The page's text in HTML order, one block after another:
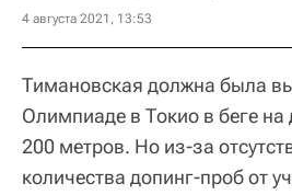
4 августа 2021, 13:53
Тимановская должна была
Олимпиаде в Токио в беге на
200 метров. Но из-за
количества допинг-проб от